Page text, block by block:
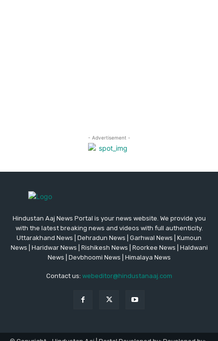
Hindustan Aaj News Portal is your news website. We provide you
with the latest breaking news and videos with full authenticity.
Uttarakhand News | Dehradun News | Garhwal News | Kumoun
News | Haridwar News | Rishikesh News | Roorkee News | Haldwani
News | Devbhoomi News | Himalaya News
Contact us: webeditor@hindustanaaj.com